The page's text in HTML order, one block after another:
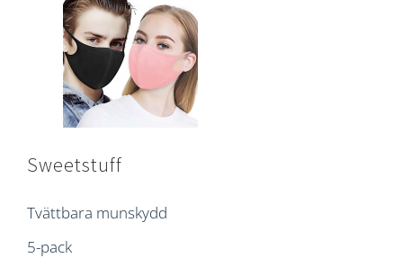
Sweetstuff
Tvättbara munskydd
5-pack